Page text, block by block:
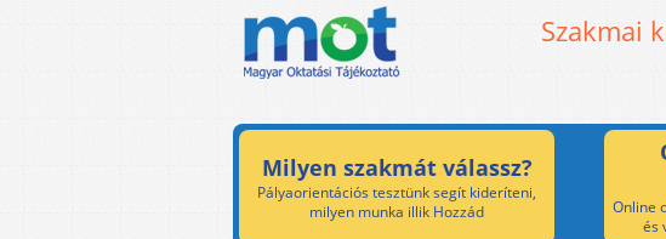
Szakmai
Milyen szakmát válassz?
Pályaorientációs tesztünk segít kideríteni,
milyen munka illik Hozzád
Online
és